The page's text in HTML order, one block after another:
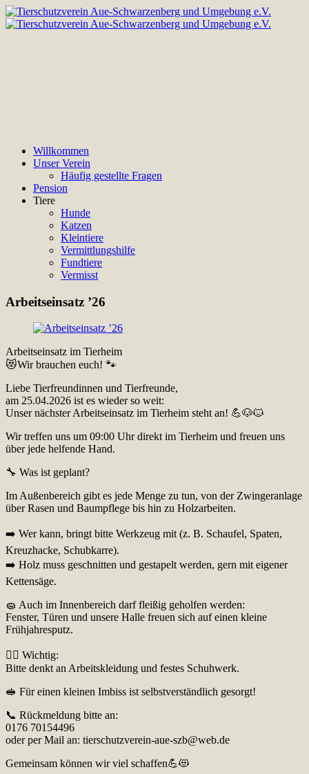
Willkommen
Unser Verein
Häufig gestellte Fragen
Pension
Tiere
Hunde
Katzen
Kleintiere
Vermittlungshilfe
Fundtiere
Vermisst
Arbeitseinsatz ’26
Arbeitseinsatz im Tierheim
😻Wir brauchen euch! 🐾
Liebe Tierfreundinnen und Tierfreunde,
am 25.04.2026 ist es wieder so weit:
Unser nächster Arbeitseinsatz im Tierheim steht an! 💪🐶🐱
Wir treffen uns um 09:00 Uhr direkt im Tierheim und freuen uns
über jede helfende Hand.
🔧 Was ist geplant?
Im Außenbereich gibt es jede Menge zu tun, von der Zwingeranlage
über Rasen und Baumpflege bis hin zu Holzarbeiten.
➡️ Wer kann, bringt bitte Werkzeug mit (z. B. Schaufel, Spaten,
Kreuzhacke, Schubkarre).
➡️ Holz muss geschnitten und gestapelt werden, gern mit eigener
Kettensäge.
🧽 Auch im Innenbereich darf fleißig geholfen werden:
Fenster, Türen und unsere Halle freuen sich auf einen kleine
Frühjahresputz.
👷‍♀️ Wichtig:
Bitte denkt an Arbeitskleidung und festes Schuhwerk.
🥪 Für einen kleinen Imbiss ist selbstverständlich gesorgt!
📞 Rückmeldung bitte an:
0176 70154496
oder per Mail an: tierschutzverein-aue-szb@web.de
Gemeinsam können wir viel schaffen💪😻